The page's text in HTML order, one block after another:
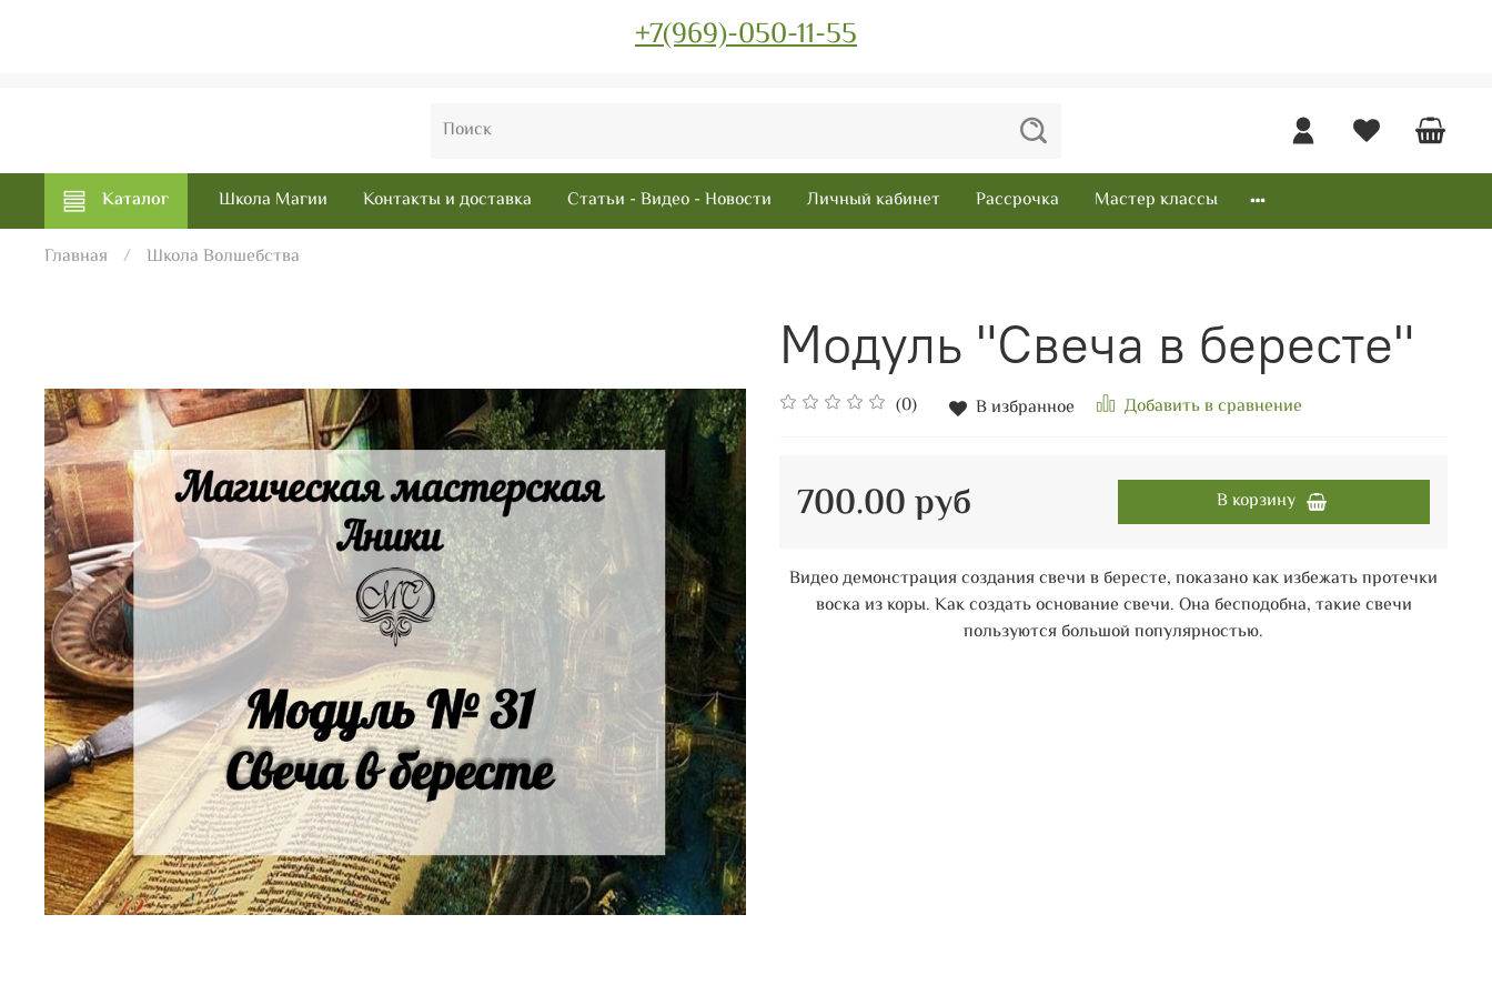
+7(969)-050-11-55
Каталог Школа Магии Контакты и доставка Статьи - Видео - Новости Личный кабинет Рассрочка Мастер классы
Главная Школа Волшебства
Модуль "Свеча в бересте"
(0) В избранное Добавить в сравнение
700.00 руб В корзину
Видео демонстрация создания свечи в бересте, показано как избежать протечки
воска из коры. Как создать основание свечи. Она бесподобна, такие свечи
пользуются большой популярностью.